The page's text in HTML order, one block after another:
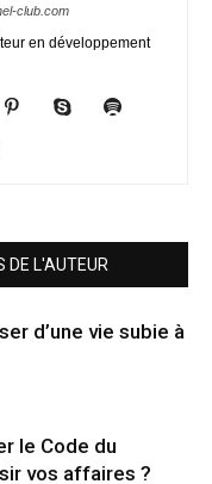
club.com
en développement
DE L'AUTEUR
d’une vie subie à
le Code du
vos affaires ?